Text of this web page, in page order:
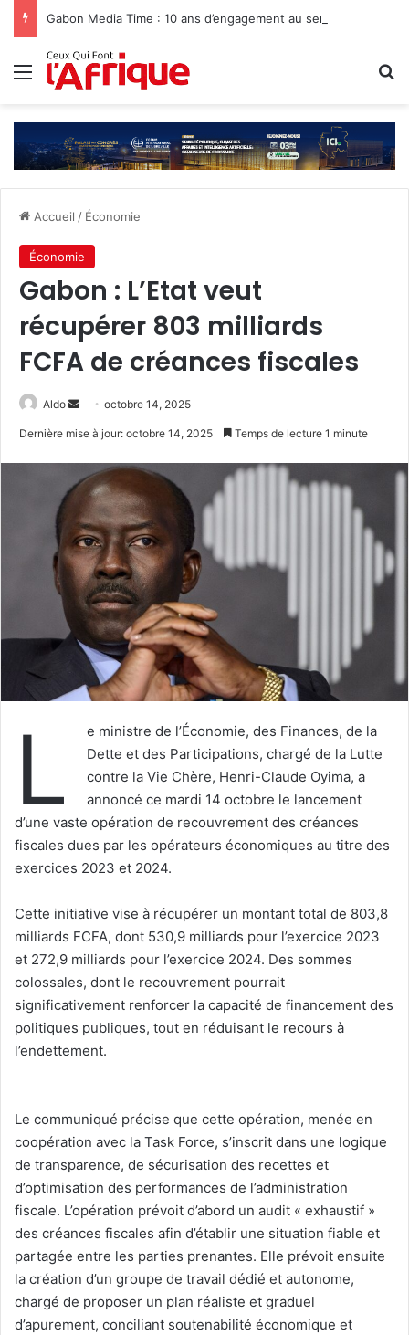
Menu
Accueil / Économie
Économie
Gabon : L’Etat veut
récupérer 803 milliards
FCFA de créances fiscales
Aldo
Envoyeroctobre 14, 2025
Dernière mise à jour: octobre 14, 2025 Temps de lecture 1 minute
L
e ministre de l’Économie, des Finances, de la
Dette et des Participations, chargé de la Lutte
contre la Vie Chère, Henri-Claude Oyima, a
annoncé ce mardi 14 octobre le lancement
d’une vaste opération de recouvrement des créances
fiscales dues par les opérateurs économiques au titre des
exercices 2023 et 2024.
‎Cette initiative vise à récupérer un montant total de 803,8
milliards FCFA, dont 530,9 milliards pour l’exercice 2023
et 272,9 milliards pour l’exercice 2024. Des sommes
colossales, dont le recouvrement pourrait
significativement renforcer la capacité de financement des
politiques publiques, tout en réduisant le recours à
l’endettement.
‎Le communiqué précise que cette opération, menée en
coopération avec la Task Force, s’inscrit dans une logique
de transparence, de sécurisation des recettes et
d’optimisation des performances de l’administration
fiscale. L’opération prévoit d’abord un audit « exhaustif »
des créances fiscales afin d’établir une situation fiable et
partagée entre les parties prenantes. Elle prévoit ensuite
la création d’un groupe de travail dédié et autonome,
chargé de proposer un plan réaliste et graduel
d’apurement, conciliant soutenabilité économique et